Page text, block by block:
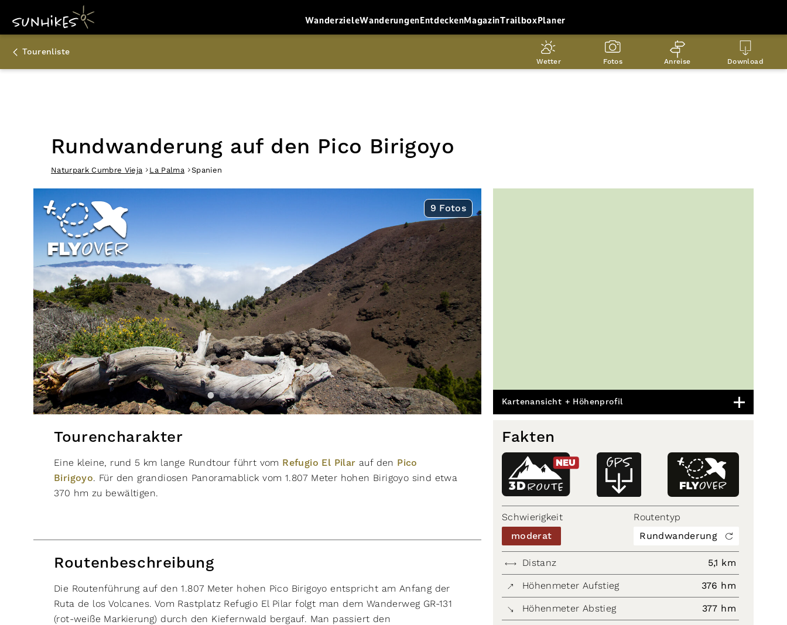
WanderzieleWanderungenEntdeckenMagazinTrailboxPlaner
Tourenliste
Wetter Fotos Anreise Download
Rundwanderung auf den Pico Birigoyo
Naturpark Cumbre Vieja La Palma Spanien
9 Fotos
Kartenansicht + Höhenprofil
Tourencharakter
Eine kleine, rund 5 km lange Rundtour führt vom Refugio El Pilar auf den Pico
Birigoyo. Für den grandiosen Panoramablick vom 1.807 Meter hohen Biri­goyo sind etwa
370 hm zu bewältigen.
Routenbeschreibung
Die Routenführung auf den 1.807 Meter hohen Pico Biri­goyo entspricht am Anfang der
Ruta de los Volcanes. Vom Rastplatz Refugio El Pilar folgt man dem Wanderweg GR-131
(rot-weiße Markierung) durch den Kiefernwald bergauf. Man passiert den
Fakten
ROUTE
3D
NEU
Schwierigkeit
moderat
Routentyp
Rundwanderung
Distanz 5,1 km
Höhenmeter Aufstieg 376 hm
Höhenmeter Abstieg 377 hm